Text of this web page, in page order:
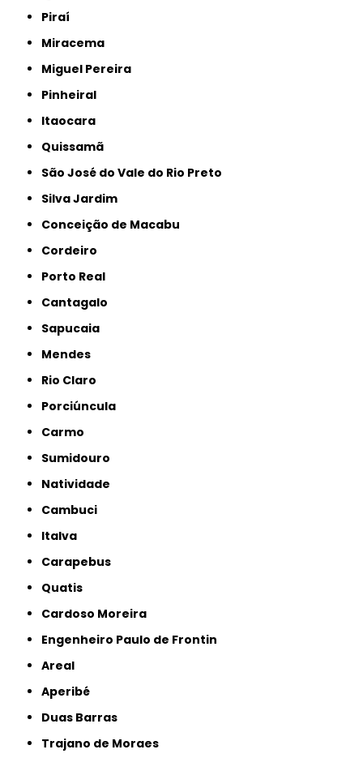
Piraí
Miracema
Miguel Pereira
Pinheiral
Itaocara
Quissamã
São José do Vale do Rio Preto
Silva Jardim
Conceição de Macabu
Cordeiro
Porto Real
Cantagalo
Sapucaia
Mendes
Rio Claro
Porciúncula
Carmo
Sumidouro
Natividade
Cambuci
Italva
Carapebus
Quatis
Cardoso Moreira
Engenheiro Paulo de Frontin
Areal
Aperibé
Duas Barras
Trajano de Moraes